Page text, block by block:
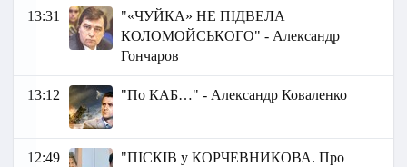
13:31
"«ЧУЙКА» НЕ ПІДВЕЛА
КОЛОМОЙСЬКОГО" - Александр
Гончаров
13:12 "По КАБ…" - Александр Коваленко
12:49
"ПІСКІВ у КОРЧЕВНИКОВА. Про